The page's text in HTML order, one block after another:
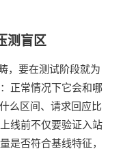
测盲区
，要在测试阶段就为
正常情况下它会和哪
么区间、请求回应比
线前不仅要验证入站
是否符合基线特征，